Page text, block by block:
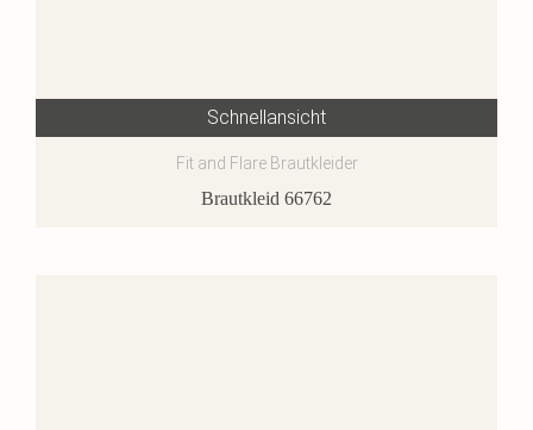
Schnellansicht
Fit and Flare Brautkleider
Brautkleid 66762